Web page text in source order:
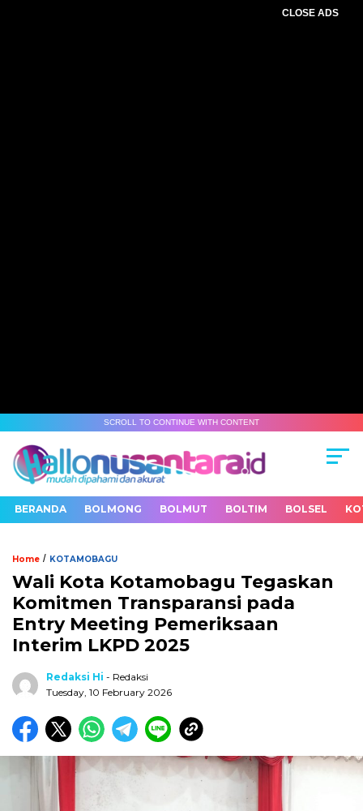
CLOSE ADS
SCROLL TO CONTINUE WITH CONTENT
BERANDA BOLMONG BOLMUT BOLTIM BOLSEL
Home / KOTAMOBAGU
Wali Kota Kotamobagu Tegaskan
Komitmen Transparansi pada
Entry Meeting Pemeriksaan
Interim LKPD 2025
Redaksi Hi - Redaksi
Tuesday, 10 February 2026